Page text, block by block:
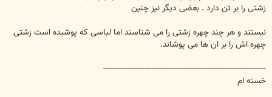
زشتی را بر تن دارد . بعضی دیگر نیز چنین
نیستند و هر چند چهره زشتی را می شناسند اما لباسی که پوشیده است زشتی
چهره اش را بر ان ها می پوشاند.
-------------------------------------------------------------------
خسته ام